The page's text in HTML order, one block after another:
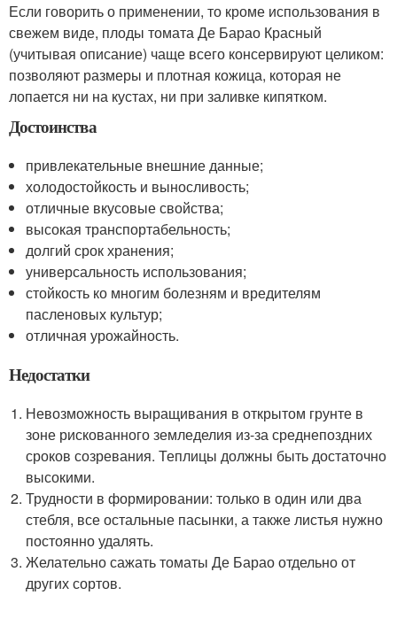
Если говорить о применении, то кроме использования в
свежем виде, плоды томата Де Барао Красный
(учитывая описание) чаще всего консервируют целиком:
позволяют размеры и плотная кожица, которая не
лопается ни на кустах, ни при заливке кипятком.
Достоинства
привлекательные внешние данные;
холодостойкость и выносливость;
отличные вкусовые свойства;
высокая транспортабельность;
долгий срок хранения;
универсальность использования;
стойкость ко многим болезням и вредителям
пасленовых культур;
отличная урожайность.
Недостатки
Невозможность выращивания в открытом грунте в
зоне рискованного земледелия из-за среднепоздних
сроков созревания. Теплицы должны быть достаточно
высокими.
Трудности в формировании: только в один или два
стебля, все остальные пасынки, а также листья нужно
постоянно удалять.
Желательно сажать томаты Де Барао отдельно от
других сортов.